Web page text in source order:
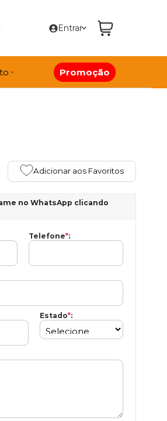
Entrar
Promoção
Adicionar aos Favoritos
no WhatsApp clicando
Telefone*:
Estado*: